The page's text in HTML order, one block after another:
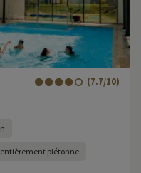
(7.7/10)
entièrement piétonne